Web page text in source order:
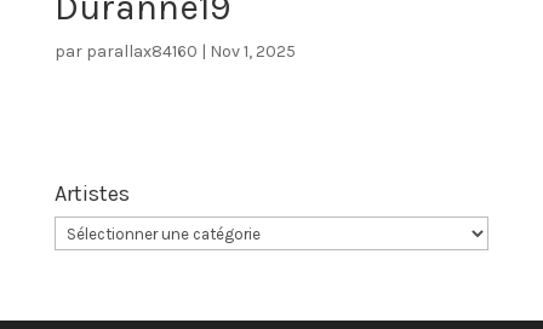
par parallax84160 | Nov 1, 2025
Artistes